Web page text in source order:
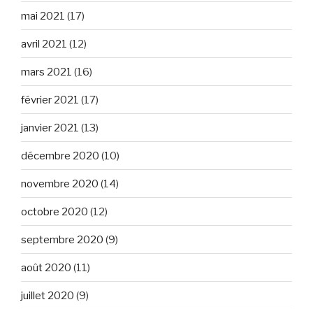
mai 2021 (17)
avril 2021 (12)
mars 2021 (16)
février 2021 (17)
janvier 2021 (13)
décembre 2020 (10)
novembre 2020 (14)
octobre 2020 (12)
septembre 2020 (9)
août 2020 (11)
juillet 2020 (9)